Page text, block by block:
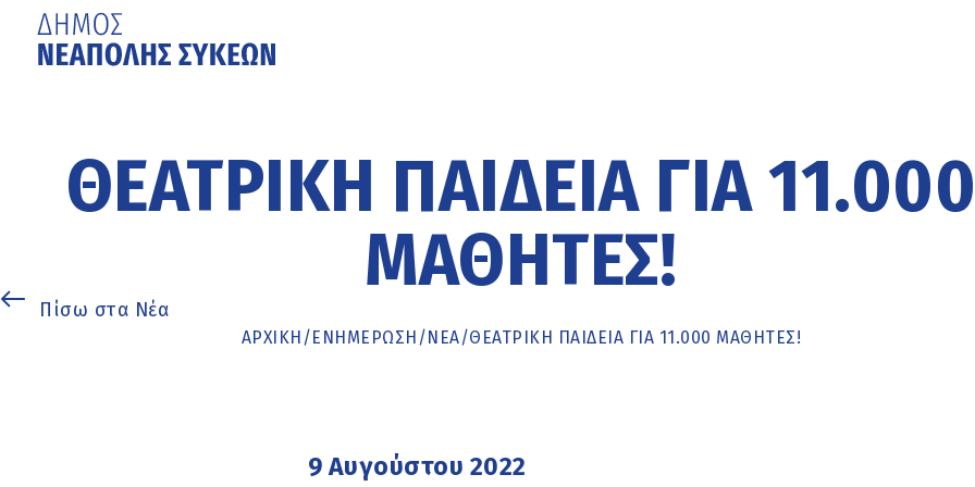
περιεχόμενο
ΘΕΑΤΡΙΚΉ ΠΑΙΔΕΊΑ ΓΙΑ
ΜΑΘΗΤΈΣ!
Πίσω στα Νέα
ΑΡΧΙΚΉ /ΕΝΗΜΈΡΩΣΗ /ΝΕΑ/ΘΕΑΤΡΙΚΉ ΠΑΙΔΕΊΑ ΓΙΑ 11.000 ΜΑΘΗΤΈΣ!
9 Αυγούστου 2022